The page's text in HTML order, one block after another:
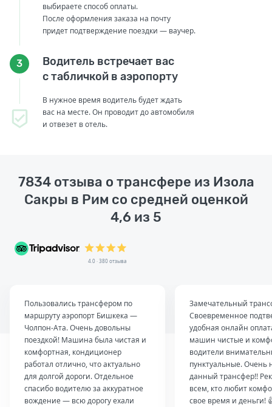
выбираете способ оплаты.
После оформления заказа на почту
придет подтверждение поездки — ваучер.
3
Водитель встречает вас
с табличкой в аэропорту
В нужное время водитель будет ждать
вас на месте. Он проводит до автомобиля
и отвезет в отель.
7834 отзыва о трансфере из Изола
Сакры в Рим со средней оценкой
4,6 из 5
4.0 · 380 отзыва
Пользовались трансфером по
маршруту аэропорт Бишкека —
Чолпон-Ата. Очень довольны
поездкой! Машина была чистая и
комфортная, кондиционер
работал отлично, что актуально
для долгой дороги. Отдельное
спасибо водителю за аккуратное
вождение — всю дорогу ехали
Замечательный
Своевременное
удобная онлайн
машин чистые и
водители
пунктуальные. Очень
данный трансфер!!
всем, кто любит
свое время и деньги!